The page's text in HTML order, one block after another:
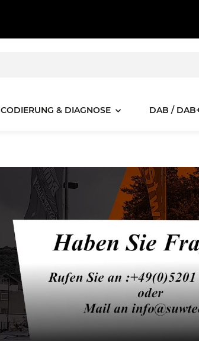
CODIERUNG & DIAGNOSE DAB /